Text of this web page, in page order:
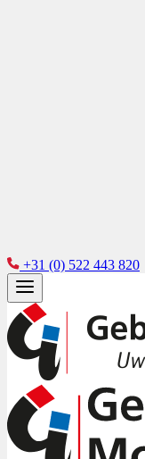
+31 (0) 522 443 820